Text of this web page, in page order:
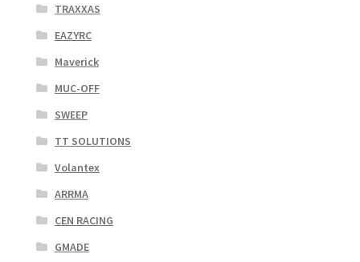
TRAXXAS
EAZYRC
Maverick
MUC-OFF
SWEEP
TT SOLUTIONS
Volantex
ARRMA
CEN RACING
GMADE